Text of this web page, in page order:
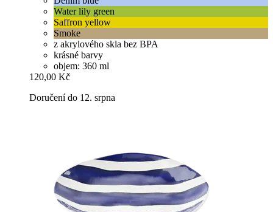
Water lily green
Saffron yellow
Smoke
z akrylového skla bez BPA
krásné barvy
objem: 360 ml
120,00 Kč
Doručení do 12. srpna